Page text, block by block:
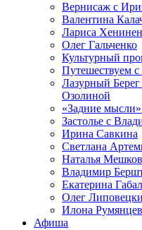
Вернисаж с
Валентина
Лариса Хенинен
Олег Гальченко
Культурный
Путешествуем
Лазурный Берег
Озолиной
«Задние
Застолье с
Ирина Савкина
Светлана
Наталья
Владимир
Екатерина
Олег
Илона
Афиша